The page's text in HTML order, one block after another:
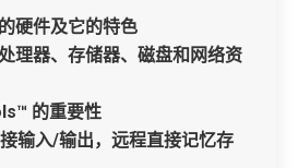
硬件及它的特色
理器、存储器、磁盘和网络资
的重要性
输入/输出，远程直接记忆存